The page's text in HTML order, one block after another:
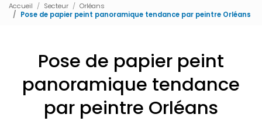
Accueil Secteur
Orléans
Pose de papier peint panoramique tendance par peintre Orléans
Pose de papier peint
panoramique tendance
par peintre Orléans